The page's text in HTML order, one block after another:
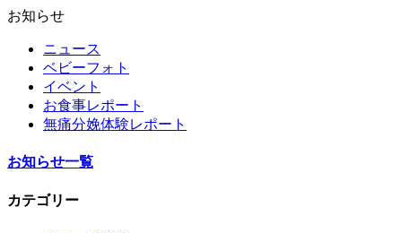
お知らせ
ニュース
ベビーフォト
イベント
お食事レポート
無痛分娩体験レポート
お知らせ一覧
カテゴリー